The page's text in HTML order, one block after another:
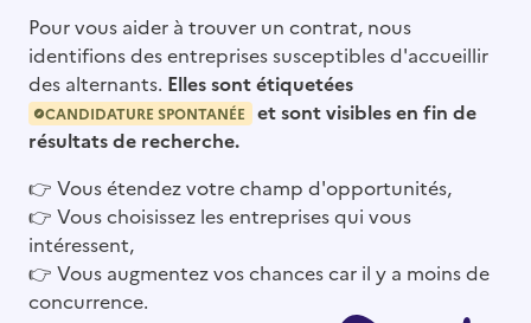
Pour vous aider à trouver un contrat, nous
identifions des entreprises susceptibles d'accueillir
des alternants. Elles sont étiquetées
CANDIDATURE SPONTANÉE
et sont visibles en fin de
résultats de recherche.
👉 Vous étendez votre champ d'opportunités,
👉 Vous choisissez les entreprises qui vous
intéressent,
👉 Vous augmentez vos chances car il y a moins de
concurrence.